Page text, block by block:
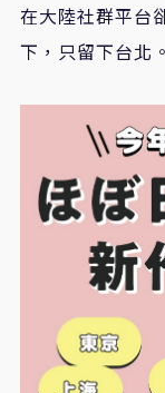
在大陸社群平台
下，只留下台北。